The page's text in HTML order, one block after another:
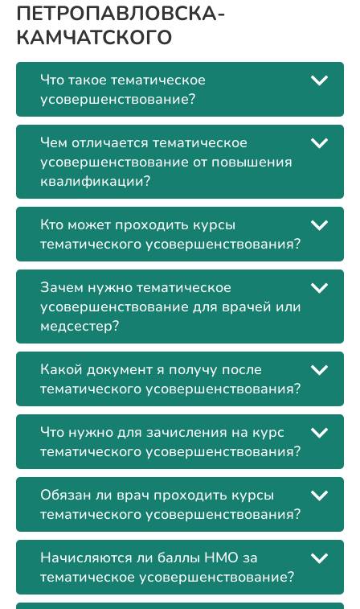
ПЕТРОПАВЛОВСКА-
КАМЧАТСКОГО
Что такое тематическое
усовершенствование?
Чем отличается тематическое
усовершенствование от повышения
квалификации?
Кто может проходить курсы
тематического усовершенствования?
Зачем нужно тематическое
усовершенствование для врачей или
медсестер?
Какой документ я получу после
тематического усовершенствования?
Что нужно для зачисления на курс
тематического усовершенствования?
Обязан ли врач проходить курсы
тематического усовершенствования?
Начисляются ли баллы НМО за
тематическое усовершенствование?